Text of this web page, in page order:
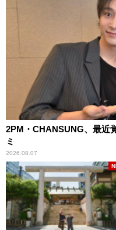
2PM・CHANSUNG、最近
ミ
2026.08.07